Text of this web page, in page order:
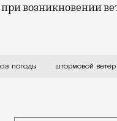
возникновении
повышен до
погоды штормовой ветер